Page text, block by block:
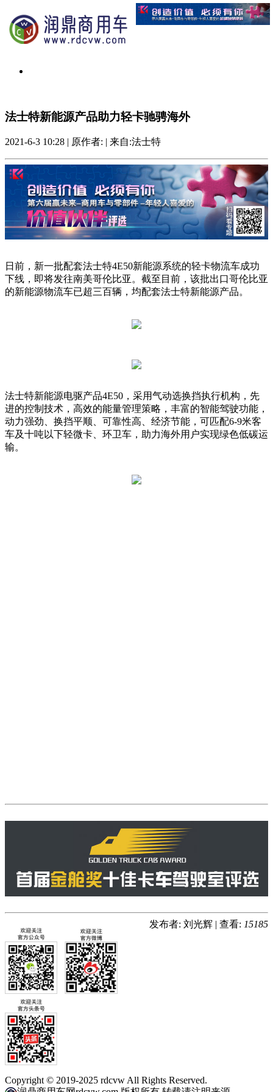
法士特新能源产品助力轻卡驰骋海外
2021-6-3 10:28 | 原作者: | 来自:法士特
日前，新一批配套法士特4E50新能源系统的轻卡物流车成功
下线，即将发往南美哥伦比亚。截至目前，该批出口哥伦比亚
的新能源物流车已超三百辆，均配套法士特新能源产品。
法士特新能源电驱产品4E50，采用气动选换挡执行机构，先
进的控制技术，高效的能量管理策略，丰富的智能驾驶功能，
动力强劲、换挡平顺、可靠性高、经济节能，可匹配6-9米客
车及十吨以下轻微卡、环卫车，助力海外用户实现绿色低碳运
输。
发布者: 刘光辉 | 查看: 15185
Copyright © 2019-2025 rdcvw All Rights Reserved.